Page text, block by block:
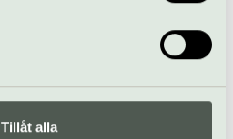
Tillåt alla